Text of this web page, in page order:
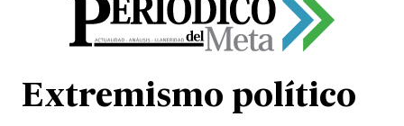
Extremismo político